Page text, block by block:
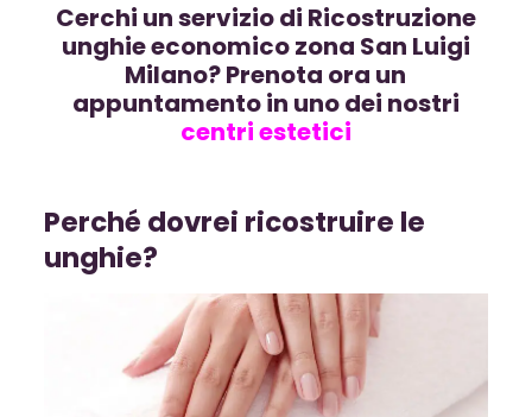
Cerchi un servizio di Ricostruzione
unghie economico zona San Luigi
Milano? Prenota ora un
appuntamento in uno dei nostri
centri estetici
Perché dovrei ricostruire le
unghie?